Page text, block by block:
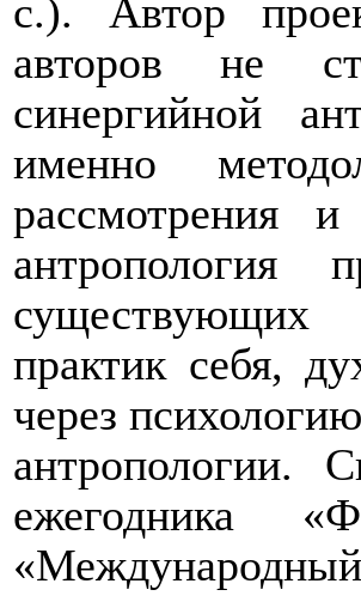
с.). Автор
авторов не
синергийной
именно
рассмотрения
антропология
существующих
практик себя,
через
антропологии.
ежегодника
«Международный